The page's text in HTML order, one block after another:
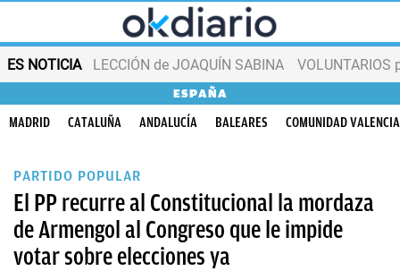
ES NOTICIA LECCIÓN de JOAQUÍN SABINA VOLUNTARIOS
ESPAÑA
MADRID CATALUÑA ANDALUCÍA BALEARES COMUNIDAD
PARTIDO POPULAR
El PP recurre al Constitucional la mordaza
de Armengol al Congreso que le impide
votar sobre elecciones ya